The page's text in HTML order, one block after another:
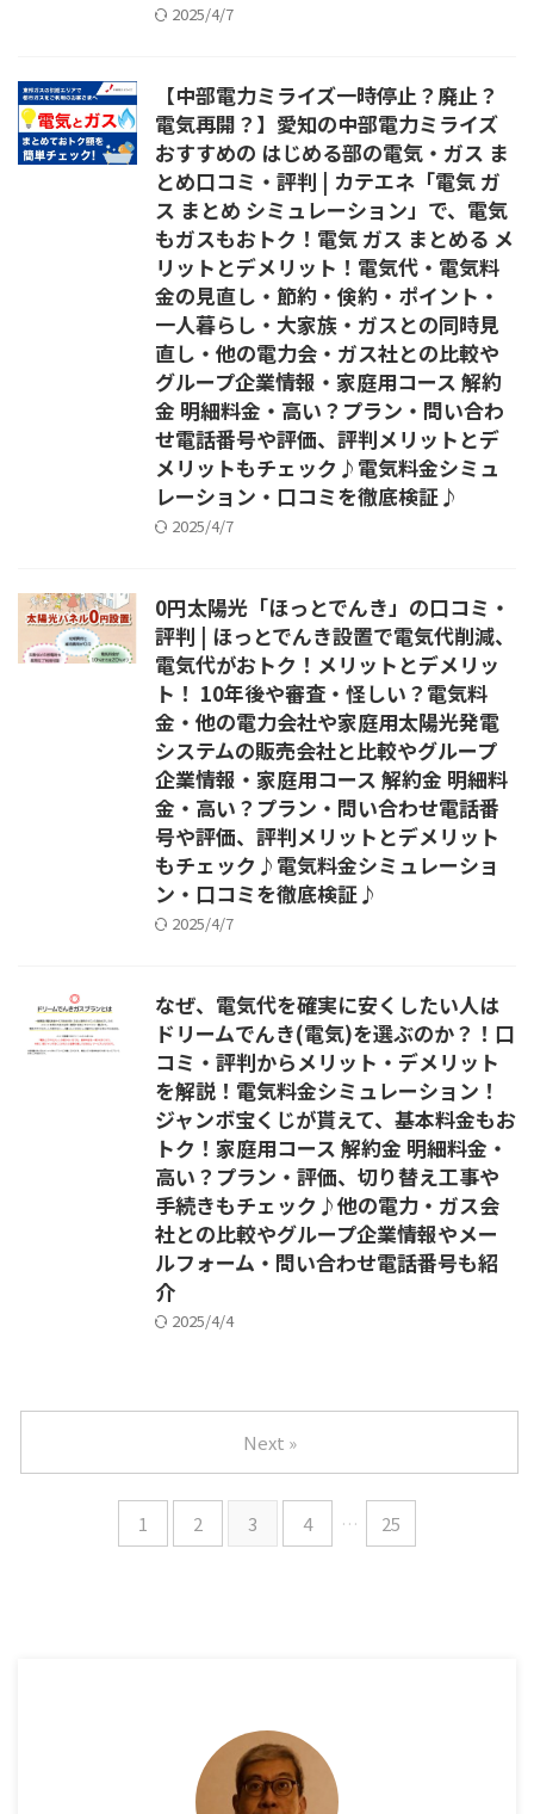
2025/4/7
【中部電力ミライズ一時停止？廃止？
電気再開？】愛知の中部電力ミライズ
おすすめの はじめる部の電気・ガス ま
とめ口コミ・評判 | カテエネ「電気 ガ
ス まとめ シミュレーション」で、電気
もガスもおトク！電気 ガス まとめる メ
リットとデメリット！電気代・電気料
金の見直し・節約・倹約・ポイント・
一人暮らし・大家族・ガスとの同時見
直し・他の電力会・ガス社との比較や
グループ企業情報・家庭用コース 解約
金 明細料金・高い？プラン・問い合わ
せ電話番号や評価、評判メリットとデ
メリットもチェック♪電気料金シミュ
レーション・口コミを徹底検証♪
2025/4/7
0円太陽光「ほっとでんき」の口コミ・
評判 | ほっとでんき設置で電気代削減、
電気代がおトク！メリットとデメリッ
ト！ 10年後や審査・怪しい？電気料
金・他の電力会社や家庭用太陽光発電
システムの販売会社と比較やグループ
企業情報・家庭用コース 解約金 明細料
金・高い？プラン・問い合わせ電話番
号や評価、評判メリットとデメリット
もチェック♪電気料金シミュレーショ
ン・口コミを徹底検証♪
2025/4/7
なぜ、電気代を確実に安くしたい人は
ドリームでんき(電気)を選ぶのか？！口
コミ・評判からメリット・デメリット
を解説！電気料金シミュレーション！
ジャンボ宝くじが貰えて、基本料金もお
トク！家庭用コース 解約金 明細料金・
高い？プラン・評価、切り替え工事や
手続きもチェック♪他の電力・ガス会
社との比較やグループ企業情報やメー
ルフォーム・問い合わせ電話番号も紹
介
2025/4/4
1 2 3 4 … 25
Next »